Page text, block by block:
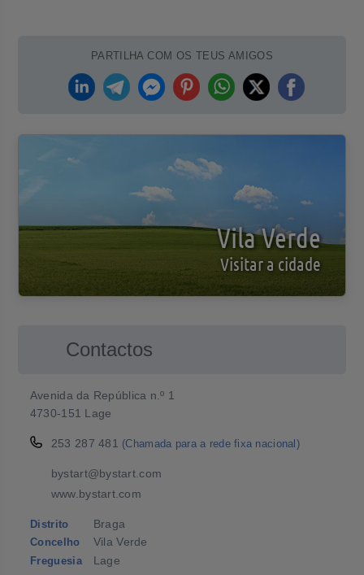
PARTILHA COM OS TEUS AMIGOS
Vila Verde
Visitar a cidade
Contactos
Avenida da República n.º 1
4730-151 Lage
253 287 481 (Chamada para a rede fixa nacional)
bystart@bystart.com
www.bystart.com
Distrito Braga
Concelho Vila Verde
Freguesia Lage